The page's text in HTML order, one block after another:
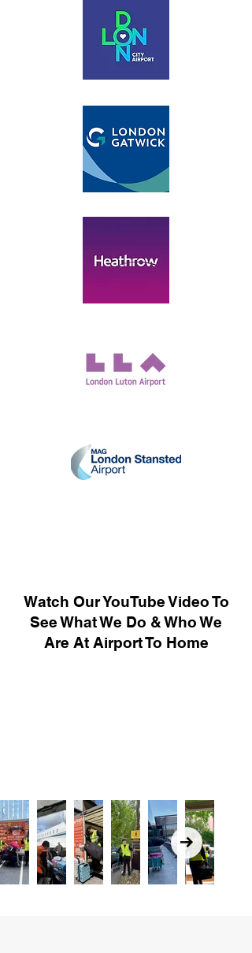
Watch Our YouTube Video To
See What We Do & Who We
Are At Airport To Home